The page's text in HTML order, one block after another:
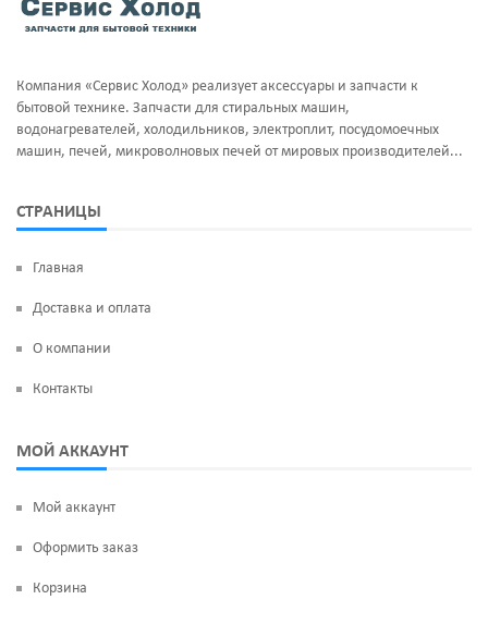
Компания «Сервис Холод» реализует аксессуары и запчасти к
бытовой технике. Запчасти для стиральных машин,
водонагревателей, холодильников, электроплит, посудомоечных
машин, печей, микроволновых печей от мировых производителей...
СТРАНИЦЫ
Главная
Доставка и оплата
О компании
Контакты
МОЙ АККАУНТ
Мой аккаунт
Оформить заказ
Корзина